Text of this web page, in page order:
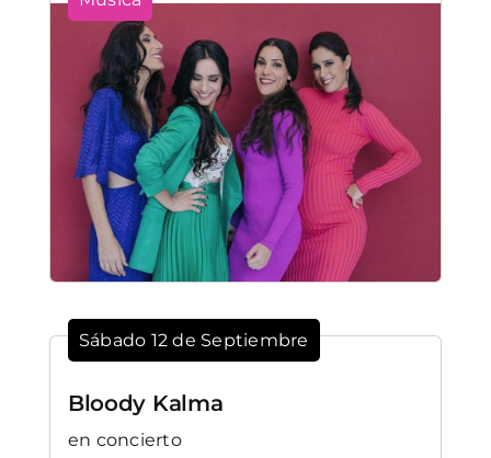
Sábado 12 de Septiembre
Bloody Kalma
en concierto